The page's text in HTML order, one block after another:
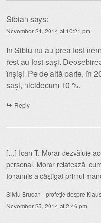
Sibian says:
November 24, 2014 at 10:21 pm
In Sibiu nu au prea fost
rest au fost sași.
înșiși. Pe de altă parte, în
sași, nicidecum 10 %.
Reply
[…] Ioan T. Morar dezvăluie
personal. Morar relatează
Iohannis a câştigat primul
Silviu Brucan - profeţie despre
November 25, 2014 at 2:46 pm